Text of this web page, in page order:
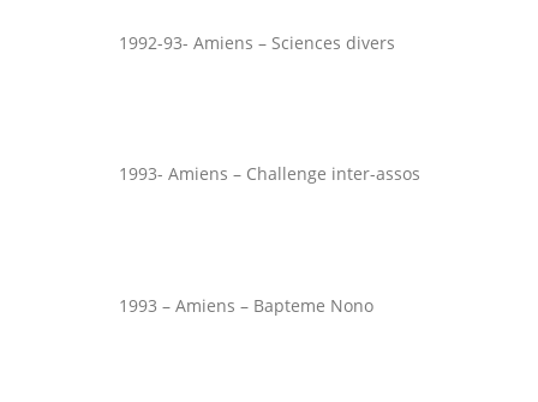
1992-93- Amiens – Sciences divers
1993- Amiens – Challenge inter-assos
1993 – Amiens – Bapteme Nono